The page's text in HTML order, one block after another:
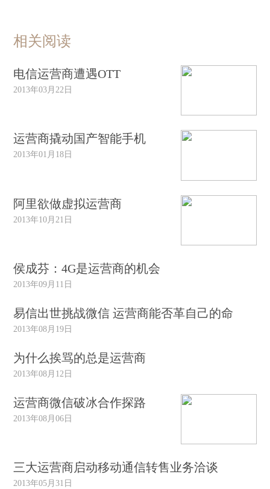
相关阅读
电信运营商遭遇OTT
2013年03月22日
运营商撬动国产智能手机
2013年01月18日
阿里欲做虚拟运营商
2013年10月21日
侯成芬：4G是运营商的机会
2013年09月11日
易信出世挑战微信 运营商能否革自己的命
2013年08月19日
为什么挨骂的总是运营商
2013年08月12日
运营商微信破冰合作探路
2013年08月06日
三大运营商启动移动通信转售业务洽谈
2013年05月31日